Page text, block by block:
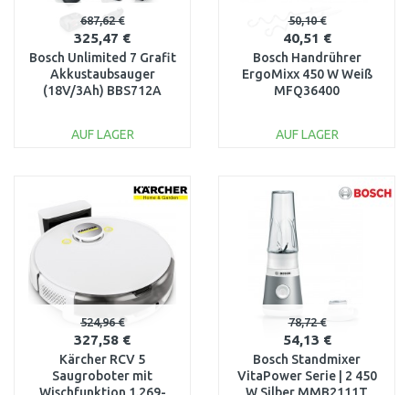
687,62 €
325,47 €
Bosch Unlimited 7 Grafit
Akkustaubsauger
(18V/3Ah) BBS712A
AUF LAGER
Vergleichen
50,10 €
40,51 €
Bosch Handrührer
ErgoMixx 450 W Weiß
MFQ36400
AUF LAGER
Vergleichen
524,96 €
327,58 €
Kärcher RCV 5
Saugroboter mit
78,72 €
54,13 €
Bosch Standmixer
VitaPower Serie | 2 450